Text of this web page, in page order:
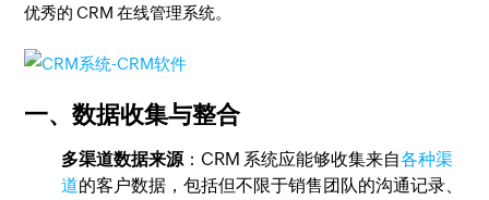
优秀的 CRM 在线管理系统。
一、数据收集与整合
多渠道数据来源：CRM 系统应能够收集来自各种渠
道的客户数据，包括但不限于销售团队的沟通记录、